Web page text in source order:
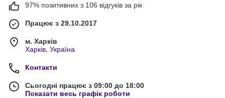
97% позитивних з 106 відгуків за рік
Працює з 29.10.2017
м. Харків
Харків, Україна
Контакти
Сьогодні працює з 09:00 до 18:00
Показати весь графік роботи